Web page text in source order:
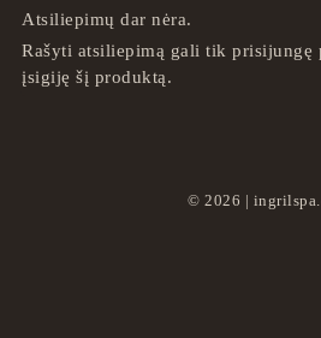
Atsiliepimų dar nėra.
Rašyti atsiliepimą gali tik prisijungę
įsigiję šį produktą.
2026